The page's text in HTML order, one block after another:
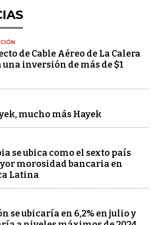
de Cable Aéreo de La Calera
inversión de más de $1
mucho más Hayek
se ubica como el sexto país
morosidad bancaria en
Latina
se ubicaría en 6,2% en julio y